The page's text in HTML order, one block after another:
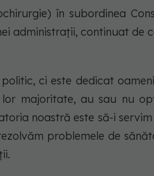
în subordinea
administraţii, continuat de
ci este dedicat
majoritate, au sau nu
noastră este să-i
problemele de